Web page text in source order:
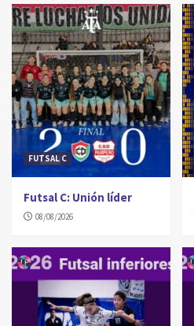
FUTSAL C
Futsal C: Unión líder
08/08/2026